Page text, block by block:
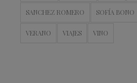
SANCHEZ ROMERO SOFÍA BONO
VERANO VIAJES VINO